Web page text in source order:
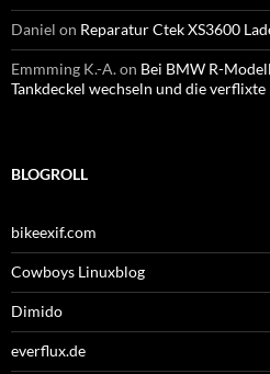
Daniel on Reparatur Ctek XS3600
Emmming K.-A.on Bei BMW R-
Tankdeckel wechseln und die verflixte
BLOGROLL
bikeexif.com
Cowboys Linuxblog
Dimido
everflux.de